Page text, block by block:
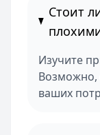
Стоит
Изучите
Возможно,
ваших